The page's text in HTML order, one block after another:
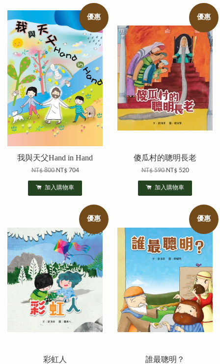
優惠
我與天父Hand in Hand
NT$ 800NT$ 704
加入購物車
優惠
傻瓜村的聰明長老
NT$ 590NT$ 520
加入購物車
優惠
彩虹人
優惠
誰最聰明？